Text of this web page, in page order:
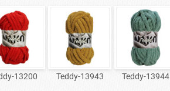
13200 Teddy-13943 Teddy-13944